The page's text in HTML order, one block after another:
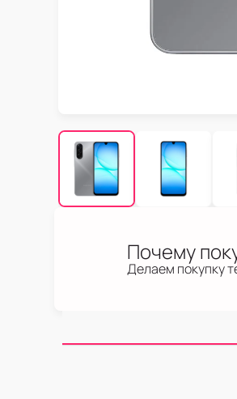
Почему
Делаем покупку